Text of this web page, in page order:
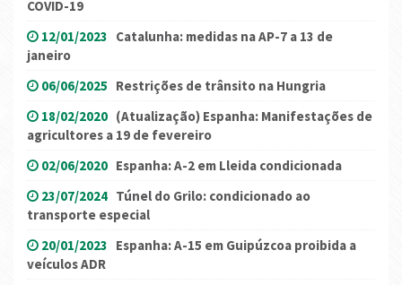
COVID-19
12/01/2023 Catalunha: medidas na AP-7 a 13 de
janeiro
06/06/2025 Restrições de trânsito na Hungria
18/02/2020 (Atualização) Espanha: Manifestações de
agricultores a 19 de fevereiro
02/06/2020 Espanha: A-2 em Lleida condicionada
23/07/2024 Túnel do Grilo: condicionado ao
transporte especial
20/01/2023 Espanha: A-15 em Guipúzcoa proibida a
veículos ADR